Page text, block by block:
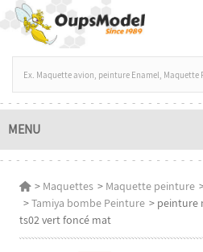
MENU
> Maquettes > Maquette peinture
>Tamiya bombe Peinture > peinture
ts02 vert foncé mat